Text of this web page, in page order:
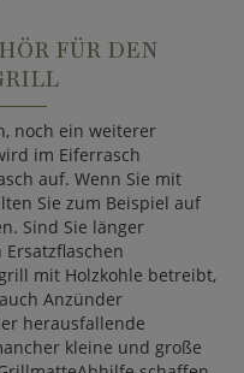
FÜR DEN
noch ein weiterer
im Eiferrasch
auf. Wenn Sie mit
Sie zum Beispiel auf
Sind Sie länger
mit Holzkohle betreibt,
Anzünder
herausfallende
kleine und große